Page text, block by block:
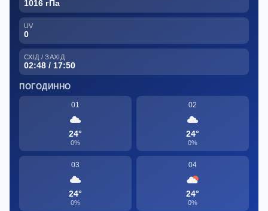
1016 гПа
UV
0
СХІД / ЗАХІД
02:48 / 17:50
ПОГОДИННО
01
24°
0%
02
24°
0%
03
24°
0%
04
24°
0%